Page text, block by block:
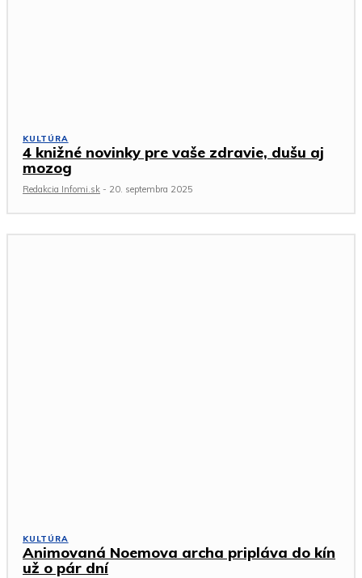
KULTÚRA
4 knižné novinky pre vaše zdravie, dušu aj
mozog
Redakcia Infomi.sk - 20. septembra 2025
KULTÚRA
Animovaná Noemova archa pripláva do kín
už o pár dní